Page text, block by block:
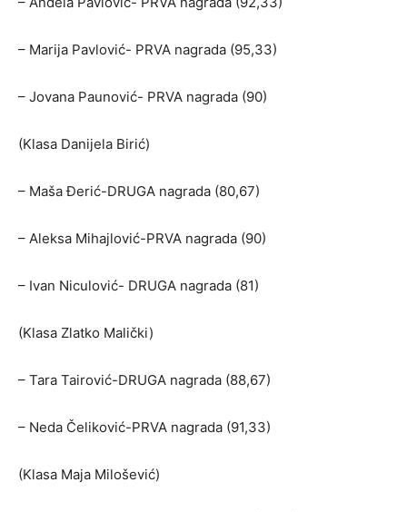
– Marija Pavlović- PRVA nagrada (95,33)
– Jovana Paunović- PRVA nagrada (90)
(Klasa Danijela Birić)
– Maša Đerić-DRUGA nagrada (80,67)
– Aleksa Mihajlović-PRVA nagrada (90)
– Ivan Niculović- DRUGA nagrada (81)
(Klasa Zlatko Malički)
– Tara Tairović-DRUGA nagrada (88,67)
– Neda Čeliković-PRVA nagrada (91,33)
(Klasa Maja Milošević)